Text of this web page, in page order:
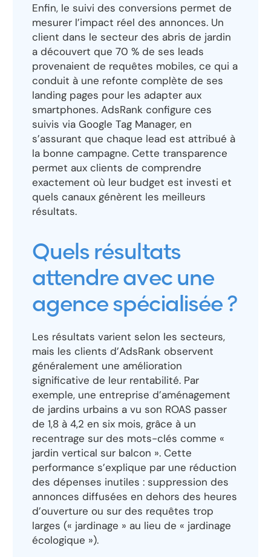
Enfin, le suivi des conversions permet de
mesurer l’impact réel des annonces. Un
client dans le secteur des abris de jardin
a découvert que 70 % de ses leads
provenaient de requêtes mobiles, ce qui a
conduit à une refonte complète de ses
landing pages pour les adapter aux
smartphones. AdsRank configure ces
suivis via Google Tag Manager, en
s’assurant que chaque lead est attribué à
la bonne campagne. Cette transparence
permet aux clients de comprendre
exactement où leur budget est investi et
quels canaux génèrent les meilleurs
résultats.
Quels résultats
attendre avec une
agence spécialisée ?
Les résultats varient selon les secteurs,
mais les clients d’AdsRank observent
généralement une amélioration
significative de leur rentabilité. Par
exemple, une entreprise d’aménagement
de jardins urbains a vu son ROAS passer
de 1,8 à 4,2 en six mois, grâce à un
recentrage sur des mots-clés comme «
jardin vertical sur balcon ». Cette
performance s’explique par une réduction
des dépenses inutiles : suppression des
annonces diffusées en dehors des heures
d’ouverture ou sur des requêtes trop
larges (« jardinage » au lieu de « jardinage
écologique »).